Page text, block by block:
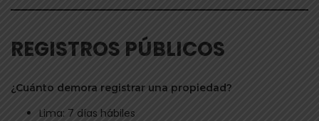
REGISTROS PÚBLICOS
¿Cuánto demora registrar una propiedad?
Lima: 7 días hábiles